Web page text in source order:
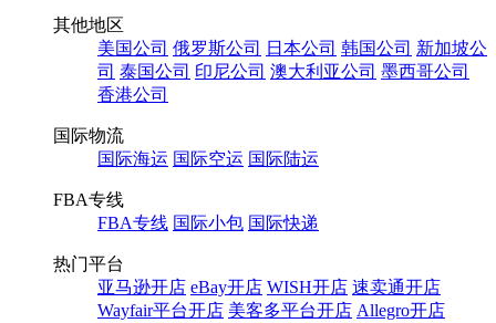
其他地区
美国公司 俄罗斯公司 日本公司 韩国公司 新加坡公
司 泰国公司 印尼公司 澳大利亚公司 墨西哥公司
香港公司
国际物流
国际海运 国际空运 国际陆运
FBA专线
FBA专线 国际小包 国际快递
热门平台
亚马逊开店 eBay开店 WISH开店 速卖通开店
Wayfair平台开店 美客多平台开店 Allegro开店